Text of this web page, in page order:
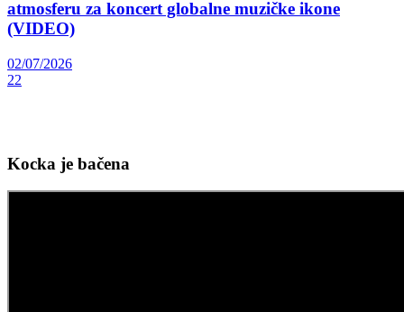
atmosferu za koncert globalne muzičke ikone
(VIDEO)
02/07/2026
22
Kocka je bačena